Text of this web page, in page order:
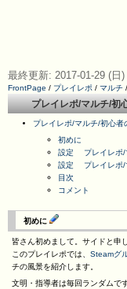
最終更新: 2017-01-29 (日
FrontPage / プレイレポ / マルチ /
プレイレポ/マルチ/初
プレイレポ/マルチ/初心者
初めに
設定 プレイレポ/
設定 プレイレポ/
目次
コメント
初めに
皆さん初めまして。サイドと申
このプレイレポでは、 Steamグ
チの風景を紹介します。
文明・指導者は毎回ランダムで